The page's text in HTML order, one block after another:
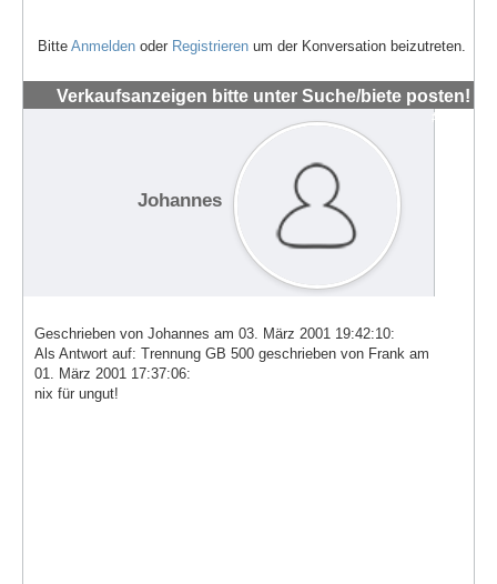
Bitte Anmelden oder Registrieren um der Konversation beizutreten.
Verkaufsanzeigen bitte unter Suche/biete posten!
#543
Johannes
Geschrieben von Johannes am 03. März 2001 19:42:10:
Als Antwort auf: Trennung GB 500 geschrieben von Frank am
01. März 2001 17:37:06:
nix für ungut!